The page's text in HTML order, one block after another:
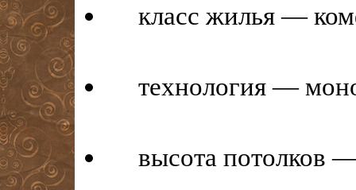
класс жилья —
технология —
высота потолков